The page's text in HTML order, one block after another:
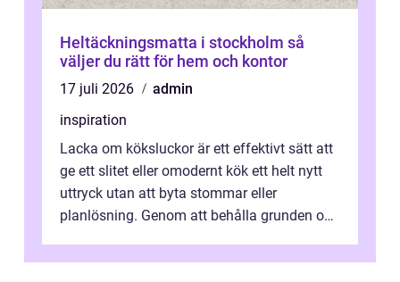
Heltäckningsmatta i stockholm så
väljer du rätt för hem och kontor
17 juli 2026
admin
inspiration
Lacka om köksluckor är ett effektivt sätt att
ge ett slitet eller omodernt kök ett helt nytt
uttryck utan att byta stommar eller
planlösning. Genom att behålla grunden och